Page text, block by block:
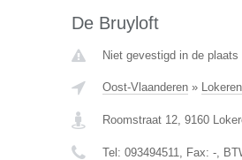
De Bruyloft
Niet gevestigd in de
Oost-Vlaanderen» Lokeren
Roomstraat 12, 9160
Tel: 093494511, Fax: -,